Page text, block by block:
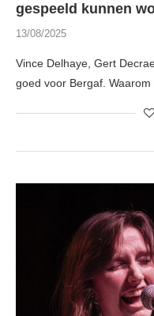
gespeeld kunnen
13/08/2025
Vince Delhaye, Gert
goed voor Bergaf.